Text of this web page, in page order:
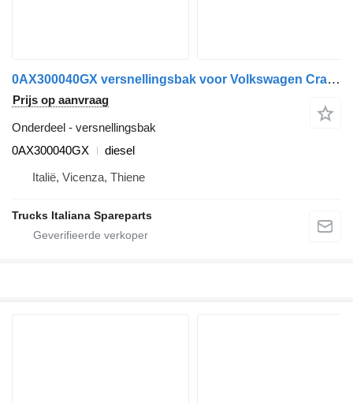
0AX300040GX versnellingsbak voor Volkswagen Crafter 2017> vrachtwagen
Prijs op aanvraag
Onderdeel - versnellingsbak
0AX300040GX
diesel
Italië, Vicenza, Thiene
Trucks Italiana Spareparts